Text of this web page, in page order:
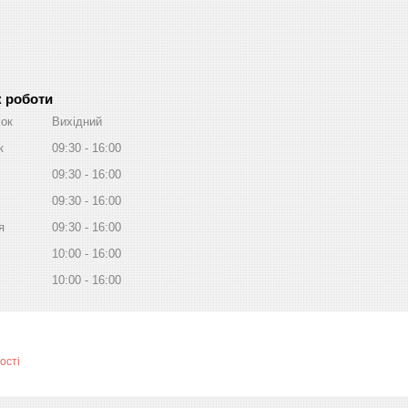
роботи
Вихідний
09:30
16:00
09:30
16:00
09:30
16:00
09:30
16:00
10:00
16:00
10:00
16:00